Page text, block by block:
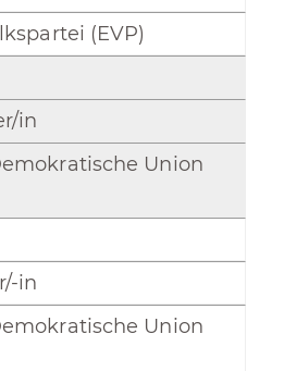
(EVP)
in
Union
in
Union